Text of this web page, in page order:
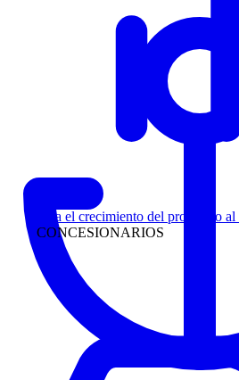
Siga el crecimiento del prospecto
CONCESIONARIOS